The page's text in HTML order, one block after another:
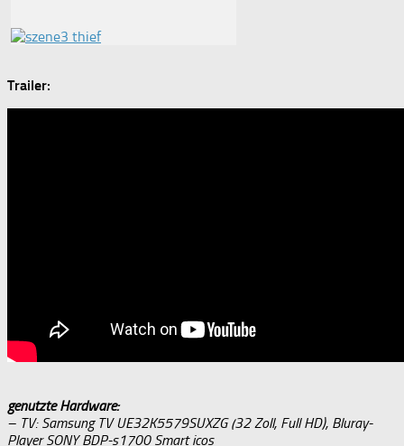
Trailer:
genutzte Hardware:
– TV: Samsung TV UE32K5579SUXZG (32 Zoll, Full HD), Bluray-
Player SONY BDP-s1700 Smart icos